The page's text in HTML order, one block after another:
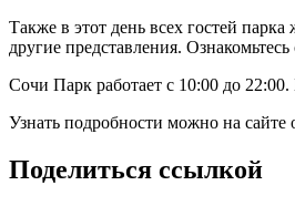
Также в этот день всех гостей
другие представления.
Сочи Парк работает с 10:00 до
Узнать подробности можно на сайте
Поделиться ссылкой